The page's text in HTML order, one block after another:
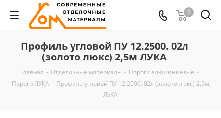
0
Профиль угловой ПУ 12.2500. 02л
(золото люкс) 2,5м ЛУКА
Главная - Отделочные материалы - Пороги алюминиевые -
Пороги ЛУКА - Профиль угловой ПУ 12.2500. 02л (золото люкс) 2,5м
ЛУКА